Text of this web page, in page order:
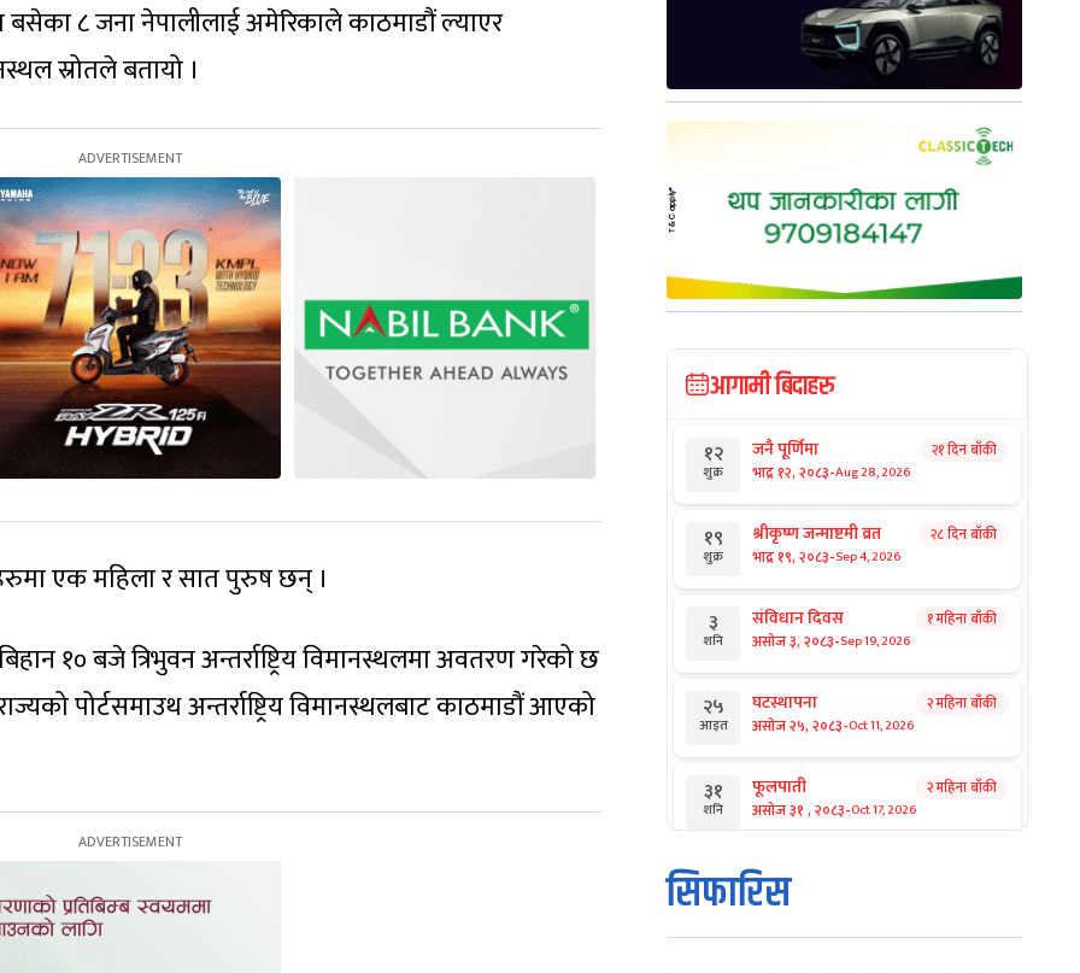
८ जना नेपालीलाई अमेरिकाले काठमाडौं ल्याएर
स्रोतले बतायो ।
एक महिला र सात पुरुष छन् ।
१० बजे त्रिभुवन अन्तर्राष्ट्रिय विमानस्थलमा अवतरण गरेको छ
पोर्टसमाउथ अन्तर्राष्ट्रिय विमानस्थलबाट काठमाडौं आएको
आगामी बिदाहरु
१२
शुक्र
जनै पूर्णिमा
भाद्र १२, २०८३-Aug 28, 2026
२१ दिन बाँकी
१९
शुक्र
श्रीकृष्ण जन्माष्टमी व्रत
भाद्र १९, २०८३-Sep 4, 2026
२८ दिन बाँकी
३
शनि
संविधान दिवस
असोज ३, २०८३-Sep 19, 2026
१ महिना बाँकी
२५
आइत
घटस्थापना
असोज २५, २०८३-Oct 11, 2026
२ महिना बाँकी
३१
शनि
फूलपाती
असोज ३१ , २०८३-Oct 17, 2026
२ महिना बाँकी
१
आइत
कार्तिक सङ्क्रान्ति
कार्तिक १, २०८३
सिफारिस